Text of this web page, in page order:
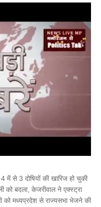
4 में से 3 दोषियों की खारिज हो चुकी
को बदला, केजरीवाल ने एक्स्ट्रा
को मध्यप्रदेश से राज्यसभा भेजने की